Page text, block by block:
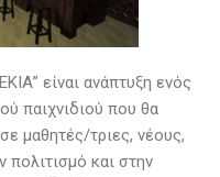
είναι ανάπτυξη ενός
παιχνιδιού που θα
μαθητές/τριες, νέους,
πολιτισμό και στην